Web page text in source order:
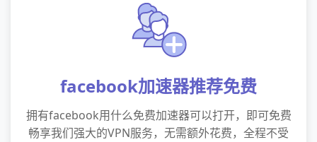
facebook加速器推荐免费
拥有facebook用什么免费加速器可以打开，即可免费
畅享我们强大的VPN服务，无需额外花费，全程不受